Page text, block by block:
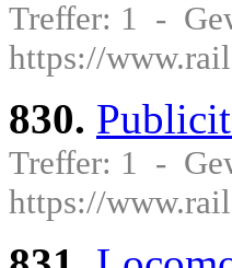
Treffer: 1 -
https://
830.
Treffer: 1 -
https://